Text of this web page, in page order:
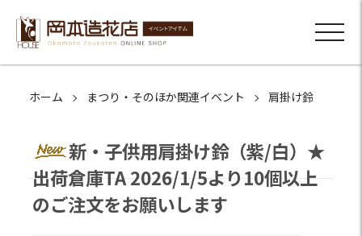
ホーム まつり・そのほか関連イベント 肩掛け鈴
新・子供用肩掛け鈴（紫/白）★
出荷倉庫TA 2026/1/5より10個以上
のご注文をお願いします